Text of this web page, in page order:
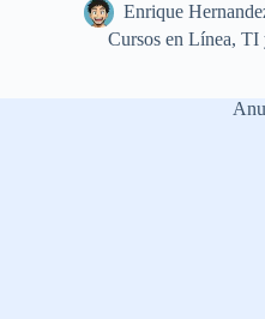
Enrique
Cursos en Línea,TI